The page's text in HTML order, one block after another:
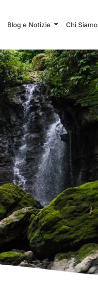
Blog e Notizie Chi Siamo